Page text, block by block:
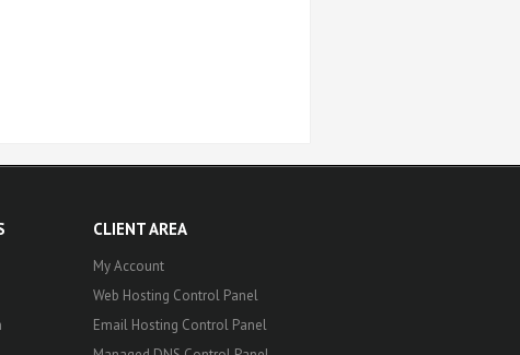
CLIENT AREA
My Account
Web Hosting Control Panel
Email Hosting Control Panel